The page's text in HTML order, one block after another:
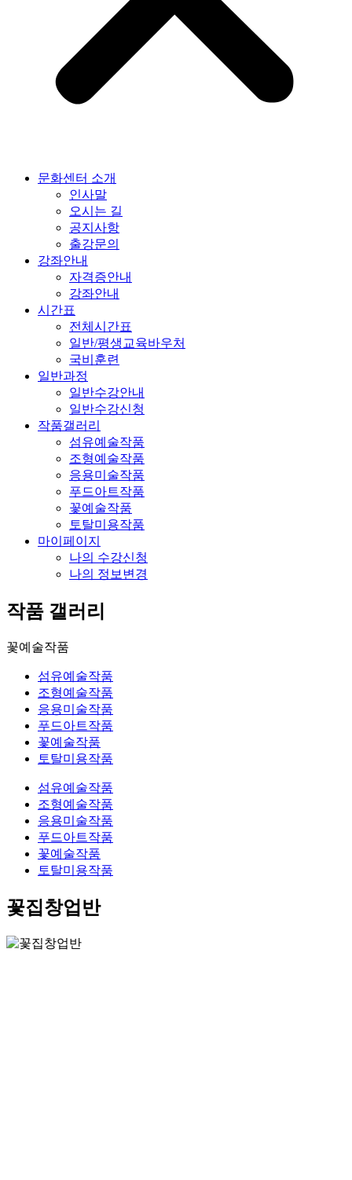
문화센터 소개
인사말
오시는 길
공지사항
출강문의
강좌안내
자격증안내
강좌안내
시간표
전체시간표
일반/평생교육바우처
국비훈련
일반과정
일반수강안내
일반수강신청
작품갤러리
섬유예술작품
조형예술작품
응용미술작품
푸드아트작품
꽃예술작품
토탈미용작품
마이페이지
나의 수강신청
나의 정보변경
작품 갤러리
꽃예술작품
섬유예술작품
조형예술작품
응용미술작품
푸드아트작품
꽃예술작품
토탈미용작품
섬유예술작품
조형예술작품
응용미술작품
푸드아트작품
꽃예술작품
토탈미용작품
꽃집창업반